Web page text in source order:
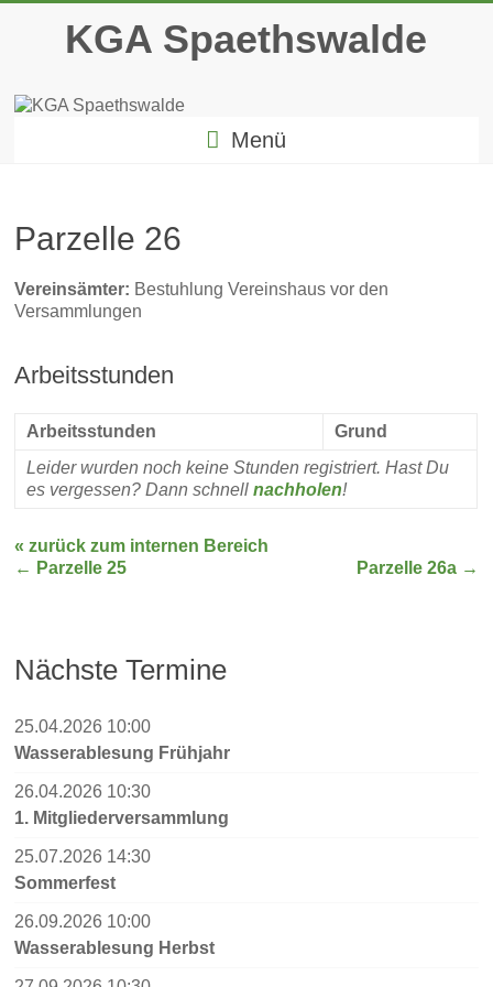
springenKGA Spaethswalde
Menü
Parzelle 26
Vereinsämter: Bestuhlung Vereinshaus vor den
Versammlungen
Arbeitsstunden
Arbeitsstunden
Grund
Leider wurden noch keine Stunden registriert. Hast Du
es vergessen? Dann schnellnachholen!
« zurück zum internen Bereich
← Parzelle 25 Parzelle 26a →
Nächste Termine
25.04.2026 10:00
Wasserablesung Frühjahr
26.04.2026 10:30
1. Mitgliederversammlung
25.07.2026 14:30
Sommerfest
26.09.2026 10:00
Wasserablesung Herbst